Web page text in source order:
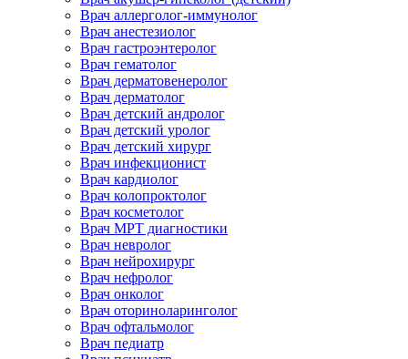
Врач аллерголог-иммунолог
Врач анестезиолог
Врач гастроэнтеролог
Врач гематолог
Врач дерматовенеролог
Врач дерматолог
Врач детский андролог
Врач детский уролог
Врач детский хирург
Врач инфекционист
Врач кардиолог
Врач колопроктолог
Врач косметолог
Врач МРТ диагностики
Врач невролог
Врач нейрохирург
Врач нефролог
Врач онколог
Врач оториноларинголог
Врач офтальмолог
Врач педиатр